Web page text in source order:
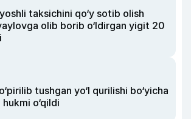
taksichini qo‘y sotib olish
olib borib o‘ldirgan yigit 20
tushgan yo‘l qurilishi bo‘yicha
o‘qildi